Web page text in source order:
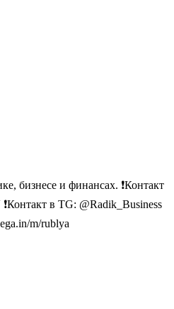
бизнесе и финансах. ❗️Контакт
в TG: @Radik_Business
m/rublya